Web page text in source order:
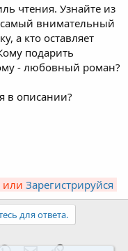
чтения. Узнайте из
самый внимательный
а кто оставляет
подарить
- любовный роман?
в описании?
или Зарегистрируйся
для ответа.